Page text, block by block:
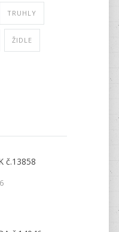
TRUHLY
ŽIDLE
č.13858